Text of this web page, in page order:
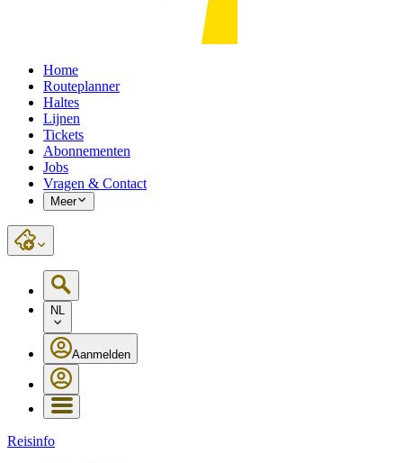
Home
Routeplanner
Haltes
Lijnen
Tickets
Abonnementen
Jobs
Vragen & Contact
Meer
NL
Aanmelden
Reisinfo